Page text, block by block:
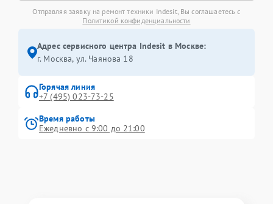
Отправляя заявку на ремонт техники Indesit, Вы соглашаетесь с
Политикой конфиденциальности
Адрес сервисного центра Indesit в Москве:
г. Москва, ул. Чаянова 18
Горячая линия
+7 (495) 023-73-25
Время работы
Ежедневно с 9:00 до 21:00